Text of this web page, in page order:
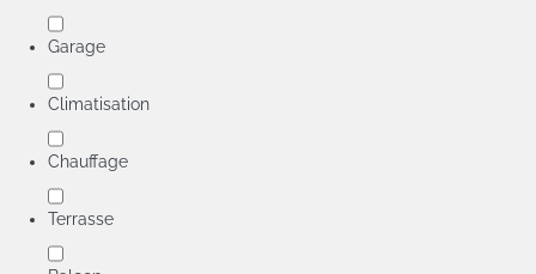
Garage
Climatisation
Chauffage
Terrasse